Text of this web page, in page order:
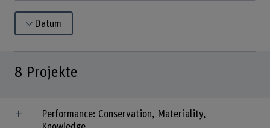
Datum
8 Projekte
Performance: Conservation, Materiality,